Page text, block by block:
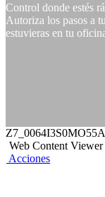
Control donde estés
Autoriza los pasos a
estuvieras en tu
Web Content Viewer
Acciones